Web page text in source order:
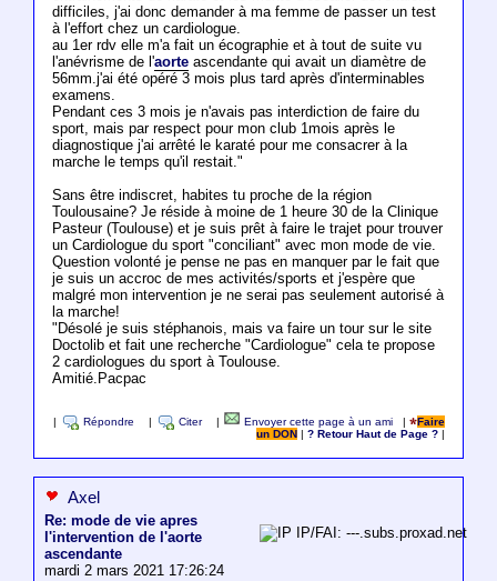
difficiles, j'ai donc demander à ma femme de passer un test
à l'effort chez un cardiologue.
au 1er rdv elle m'a fait un écographie et à tout de suite vu
l'anévrisme de l'aorteascendante qui avait un diamètre de
56mm.j'ai été opéré 3 mois plus tard après d'interminables
examens.
Pendant ces 3 mois je n'avais pas interdiction de faire du
sport, mais par respect pour mon club 1mois après le
diagnostique j'ai arrêté le karaté pour me consacrer à la
marche le temps qu'il restait."
Sans être indiscret, habites tu proche de la région
Toulousaine? Je réside à moine de 1 heure 30 de la Clinique
Pasteur (Toulouse) et je suis prêt à faire le trajet pour trouver
un Cardiologue du sport "conciliant" avec mon mode de vie.
Question volonté je pense ne pas en manquer par le fait que
je suis un accroc de mes activités/sports et j'espère que
malgré mon intervention je ne serai pas seulement autorisé à
la marche!
"Désolé je suis stéphanois, mais va faire un tour sur le site
Doctolib et fait une recherche "Cardiologue" cela te propose
2 cardiologues du sport à Toulouse.
Amitié.Pacpac
Répondre Citer Envoyer cette page à un ami |
Faire
un DON
|? Retour Haut de Page ?
Axel
Re: mode de vie apres
l'intervention de l'aorte
ascendante
mardi 2 mars 2021 17:26:24
IP/FAI: ---.subs.proxad.net